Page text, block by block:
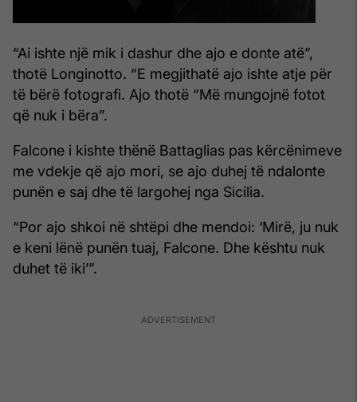
“Ai ishte një mik i dashur dhe ajo e donte atë”,
thotë Longinotto. “E megjithatë ajo ishte atje për
të bërë fotografi. Ajo thotë “Më mungojnë fotot
që nuk i bëra”.
Falcone i kishte thënë Battaglias pas kërcënimeve
me vdekje që ajo mori, se ajo duhej të ndalonte
punën e saj dhe të largohej nga Sicilia.
“Por ajo shkoi në shtëpi dhe mendoi: ‘Mirë, ju nuk
e keni lënë punën tuaj, Falcone. Dhe kështu nuk
duhet të iki’”.